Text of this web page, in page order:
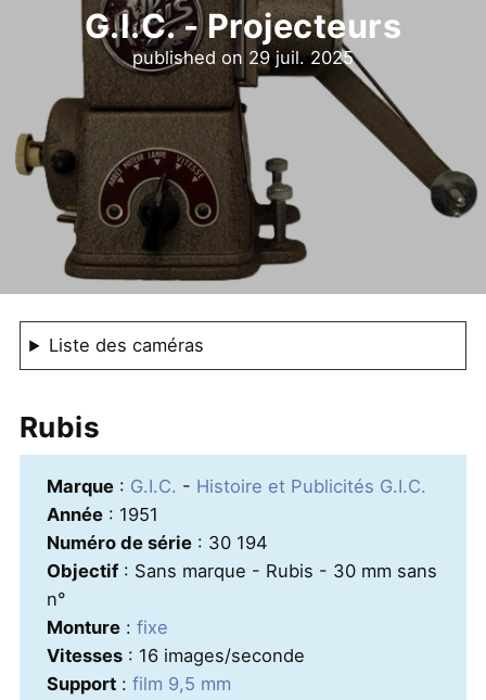
G.I.C. - Projecteurs
published on 29 juil. 2025
Liste des caméras
Rubis
Marque: G.I.C. - Histoire et Publicités G.I.C.
Année: 1951
Numéro de série: 30 194
Objectif: Sans marque - Rubis - 30 mm sans
n°
Monture: fixe
Vitesses: 16 images/seconde
Support: film 9,5 mm